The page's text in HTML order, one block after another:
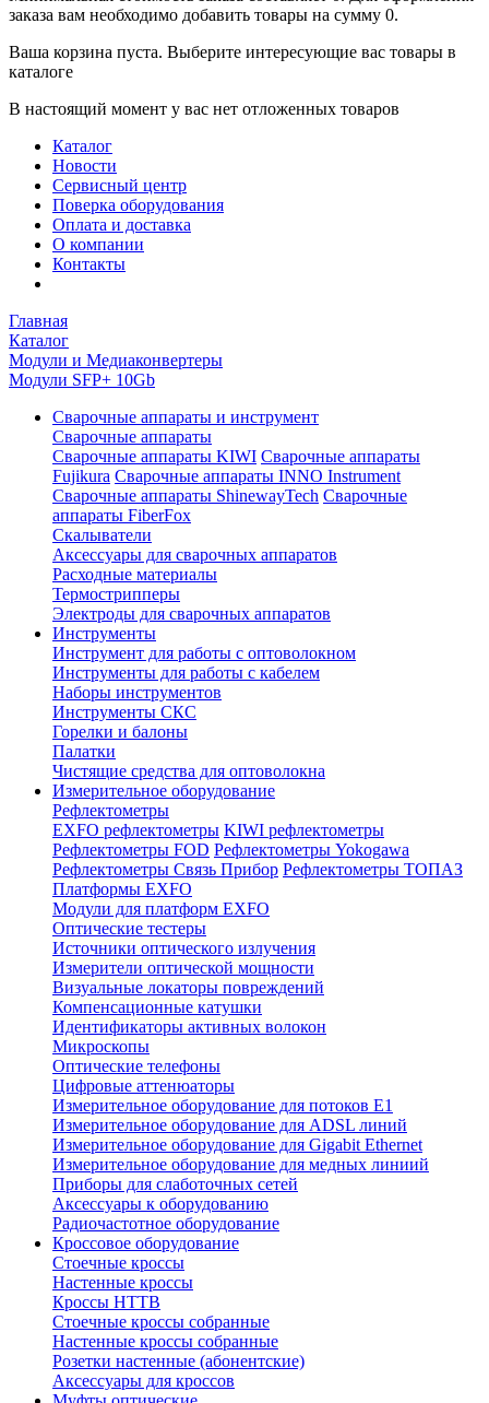
заказа вам необходимо добавить товары на сумму 0.
Ваша корзина пуста. Выберите интересующие вас товары в
каталоге
В настоящий момент у вас нет отложенных товаров
Каталог
Новости
Сервисный центр
Поверка оборудования
Оплата и доставка
О компании
Контакты
Главная
Каталог
Модули и Медиаконвертеры
Модули SFP+ 10Gb
Сварочные аппараты и инструмент
Сварочные аппараты
Сварочные аппараты KIWI Сварочные аппараты
Fujikura Сварочные аппараты INNO Instrument
Сварочные аппараты ShinewayTech Cварочные
аппараты FiberFox
Скалыватели
Аксессуары для сварочных аппаратов
Расходные материалы
Термострипперы
Электроды для сварочных аппаратов
Инструменты
Инструмент для работы с оптоволокном
Инструменты для работы с кабелем
Наборы инструментов
Инструменты СКС
Горелки и балоны
Палатки
Чистящие средства для оптоволокна
Измерительное оборудование
Рефлектометры
EXFO рефлектометры KIWI рефлектометры
Рефлектометры FOD Рефлектометры Yokogawa
Рефлектометры Связь Прибор Рефлектометры ТОПАЗ
Платформы EXFO
Модули для платформ EXFO
Оптические тестеры
Источники оптического излучения
Измерители оптической мощности
Визуальные локаторы повреждений
Компенсационные катушки
Идентификаторы активных волокон
Микроскопы
Оптические телефоны
Цифровые аттенюаторы
Измерительное оборудование для потоков Е1
Измерительное оборудование для ADSL линий
Измерительное оборудование для Gigabit Ethernet
Измерительное оборудование для медных линиий
Приборы для слаботочных сетей
Аксессуары к оборудованию
Радиочастотное оборудование
Кроссовое оборудование
Стоечные кроссы
Настенные кроссы
Кроссы HTTB
Стоечные кроссы собранные
Настенные кроссы собранные
Розетки настенные (абонентские)
Аксессуары для кроссов